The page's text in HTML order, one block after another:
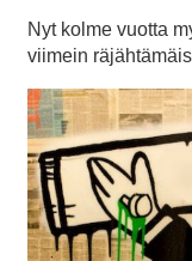
Nyt kolme vuotta
viimein